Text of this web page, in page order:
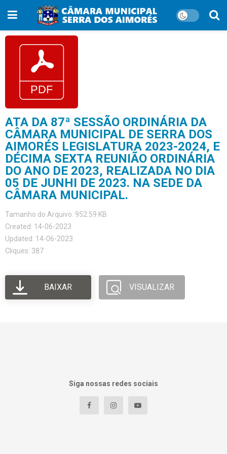
ATA DA 87ª SESSÃO ORDINÁRIA DA
CÂMARA MUNICIPAL DE SERRA DOS
AIMORÉS LEGISLATURA 2023-2024, E
DÉCIMA SEXTA REUNIÃO ORDINÁRIA
DO ANO DE 2023, REALIZADA NO DIA
05 DE JUNHI DE 2023. NA SEDE DA
CÂMARA MUNICIPAL.
Tamanho do Arquivo: 952.59 KB
Created: 14-06-2023
Updated: 14-06-2023
Cliques: 387
BAIXAR VISUALIZAR
Siga nossas redes sociais